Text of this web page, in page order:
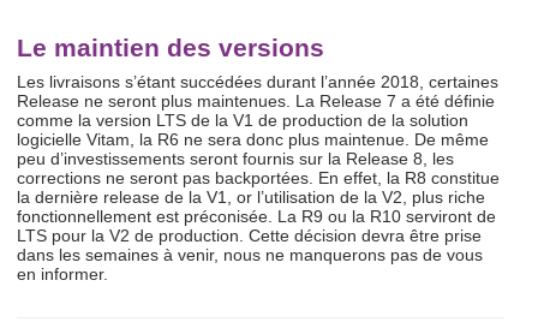
Le maintien des versions
Les livraisons s’étant succédées durant l’année 2018, certaines
Release ne seront plus maintenues. La Release 7 a été définie
comme la version LTS de la V1 de production de la solution
logicielle Vitam, la R6 ne sera donc plus maintenue. De même
peu d’investissements seront fournis sur la Release 8, les
corrections ne seront pas backportées. En effet, la R8 constitue
la dernière release de la V1, or l’utilisation de la V2, plus riche
fonctionnellement est préconisée. La R9 ou la R10 serviront de
LTS pour la V2 de production. Cette décision devra être prise
dans les semaines à venir, nous ne manquerons pas de vous
en informer.